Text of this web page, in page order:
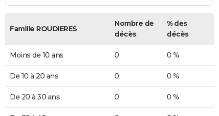
Famille ROUDIERES
Nombre de
décès
% des
décès
Moins de 10 ans 0 0 %
De 10 à 20 ans 0 0 %
De 20 à 30 ans 0 0 %